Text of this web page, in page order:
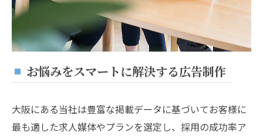
お悩みをスマートに解決する広告制作
大阪にある当社は豊富な掲載データに基づいてお客様に
最も適した求人媒体やプランを選定し、採用の成功率ア